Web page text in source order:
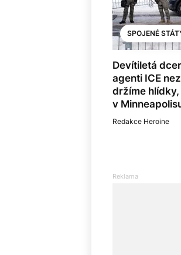
SPOJENÉ
Devítiletá
agenti ICE
držíme
v
Redakce Heroine